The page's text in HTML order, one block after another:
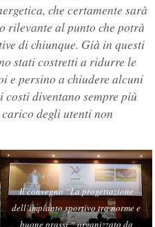
che certamente sarà
rilevante al punto che potrà
di chiunque. Già in questi
stati costretti a ridurre le
e persino a chiudere alcuni
diventano sempre più
degli utenti non
Il convegno “La progettazione
dell’impianto sportivo tra norme e
buone prassi “ organizzato da